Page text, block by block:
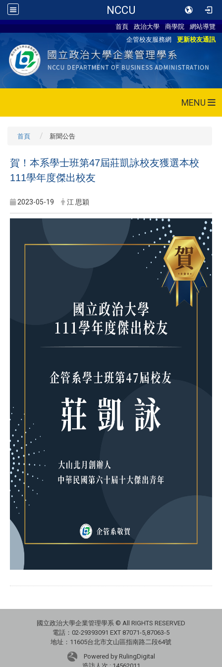
NCCU
首頁 政治大學 商學院
網站導覽
企管校友服務網
更新校友通訊
MENU
首頁 新聞公告
賀！本系學士班第47屆莊凱詠校友獲選本校
111學年度傑出校友
2023-05-19 江 思穎
國立政治大學企業管理學系 © All RIGHTS RESERVED
電話：02-29393091 EXT 87071-5,87063-5
地址：11605台北市文山區指南路二段64號
Powered by RulingDigital